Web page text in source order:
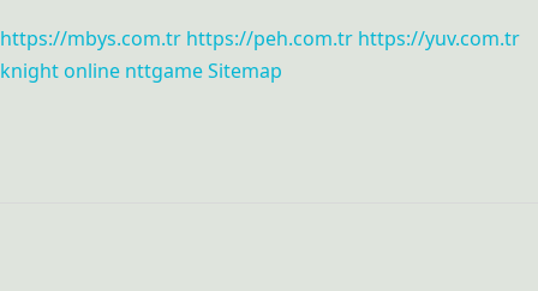
https://mbys.com.tr https://peh.com.tr https://yuv.com.tr
knight online nttgameSitemap